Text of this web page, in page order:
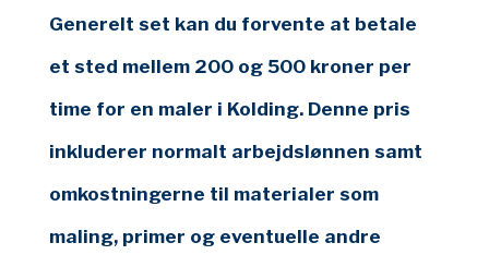
Generelt set kan du forvente at betale
et sted mellem 200 og 500 kroner per
time for en maler i Kolding. Denne pris
inkluderer normalt arbejdslønnen samt
omkostningerne til materialer som
maling, primer og eventuelle andre